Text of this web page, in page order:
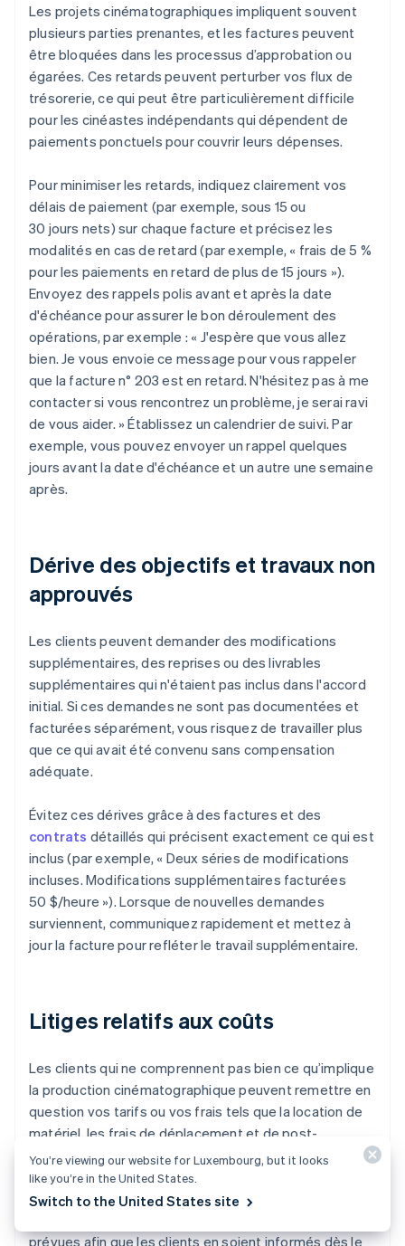
Les projets cinématographiques impliquent souvent
plusieurs parties prenantes, et les factures peuvent
être bloquées dans les processus d’approbation ou
égarées. Ces retards peuvent perturber vos flux de
trésorerie, ce qui peut être particulièrement difficile
pour les cinéastes indépendants qui dépendent de
paiements ponctuels pour couvrir leurs dépenses.
Pour minimiser les retards, indiquez clairement vos
délais de paiement (par exemple, sous 15 ou
30 jours nets) sur chaque facture et précisez les
modalités en cas de retard (par exemple, « frais de 5 %
pour les paiements en retard de plus de 15 jours »).
Envoyez des rappels polis avant et après la date
d'échéance pour assurer le bon déroulement des
opérations, par exemple : « J'espère que vous allez
bien. Je vous envoie ce message pour vous rappeler
que la facture n° 203 est en retard. N'hésitez pas à me
contacter si vous rencontrez un problème, je serai ravi
de vous aider. » Établissez un calendrier de suivi. Par
exemple, vous pouvez envoyer un rappel quelques
jours avant la date d'échéance et un autre une semaine
après.
Dérive des objectifs et travaux non
approuvés
Les clients peuvent demander des modifications
supplémentaires, des reprises ou des livrables
supplémentaires qui n'étaient pas inclus dans l'accord
initial. Si ces demandes ne sont pas documentées et
facturées séparément, vous risquez de travailler plus
que ce qui avait été convenu sans compensation
adéquate.
Évitez ces dérives grâce à des factures et des
contrats détaillés qui précisent exactement ce qui est
inclus (par exemple, « Deux séries de modifications
incluses. Modifications supplémentaires facturées
50 $/heure »). Lorsque de nouvelles demandes
surviennent, communiquez rapidement et mettez à
jour la facture pour refléter le travail supplémentaire.
Litiges relatifs aux coûts
Les clients qui ne comprennent pas bien ce qu’implique
la production cinématographique peuvent remettre en
question vos tarifs ou vos frais tels que la location de
matériel, les frais de déplacement et de post-
production.
Essayez d'apporter des précisions en incluant dans
prévues afin que les clients en soient informés dès le
You’re viewing our website for Luxembourg, but it looks
like you’re in the United States.
Switch to the United States site